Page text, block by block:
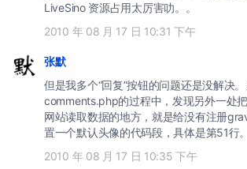
LiveSino 资源占用太厉害叻。。
2010 年 08 月 17 日 10:31 下午
张默
但是我多个“回复”按钮的问题还是没解决
comments.php的过程中，发现另外一处
网站读取数据的地方，就是给没有注册
置一个默认头像的代码段，具体是第51行。
2010 年 08 月 17 日 10:35 下午